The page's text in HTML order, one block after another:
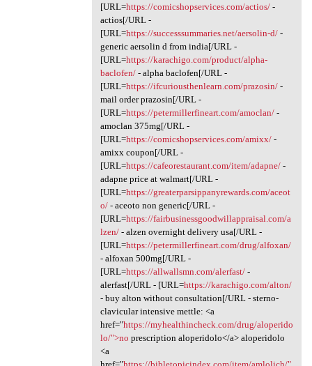
[URL=https://comicshopservices.com/actios/-
actios[/URL -
[URL=https://successsummaries.net/aersolin-d/-
generic aersolin d from india[/URL -
[URL=https://karachigo.com/product/alpha-
baclofen/- alpha baclofen[/URL -
[URL=https://ifcuriousthenlearn.com/prazosin/-
mail order prazosin[/URL -
[URL=https://petermillerfineart.com/amoclan/-
amoclan 375mg[/URL -
[URL=https://comicshopservices.com/amixx/-
amixx coupon[/URL -
[URL=https://cafeorestaurant.com/item/adapne/-
adapne price at walmart[/URL -
[URL=https://greaterparsippanyrewards.com/aceot
o/- aceoto non generic[/URL -
[URL=https://fairbusinessgoodwillappraisal.com/a
lzen/- alzen overnight delivery usa[/URL -
[URL=https://petermillerfineart.com/drug/alfoxan/
- alfoxan 500mg[/URL -
[URL=https://allwallsmn.com/alerfast/-
alerfast[/URL - [URL=https://karachigo.com/alton/
- buy alton without consultation[/URL - sterno-
clavicular intensive mettle: <a
href="https://myhealthincheck.com/drug/aloperido
lo/">no prescription aloperidolo</a> aloperidolo
<a